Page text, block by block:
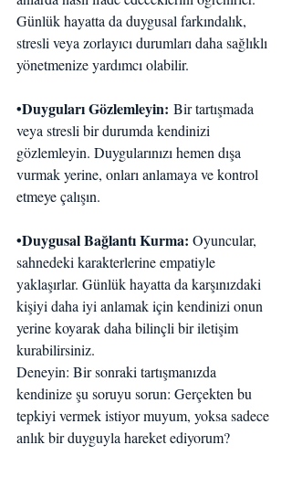
Günlük hayatta da duygusal farkındalık,
stresli veya zorlayıcı durumları daha sağlıklı
yönetmenize yardımcı olabilir.
•Duyguları Gözlemleyin: Bir tartışmada
veya stresli bir durumda kendinizi
gözlemleyin. Duygularınızı hemen dışa
vurmak yerine, onları anlamaya ve kontrol
etmeye çalışın.
•Duygusal Bağlantı Kurma: Oyuncular,
sahnedeki karakterlerine empatiyle
yaklaşırlar. Günlük hayatta da karşınızdaki
kişiyi daha iyi anlamak için kendinizi onun
yerine koyarak daha bilinçli bir iletişim
kurabilirsiniz.
Deneyin: Bir sonraki tartışmanızda
kendinize şu soruyu sorun: Gerçekten bu
tepkiyi vermek istiyor muyum, yoksa sadece
anlık bir duyguyla hareket ediyorum?